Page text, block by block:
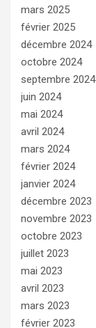
mars 2025
février 2025
décembre 2024
octobre 2024
septembre 2024
juin 2024
mai 2024
avril 2024
mars 2024
février 2024
janvier 2024
décembre 2023
novembre 2023
octobre 2023
juillet 2023
mai 2023
avril 2023
mars 2023
février 2023